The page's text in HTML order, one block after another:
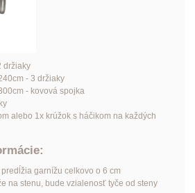
držiaky
- 3 držiaky
- kovová spojka
alebo 1x krúžok s háčikom na každých
garnížu celkovo o 6 cm
na stenu, bude vzialenosť tyče od steny